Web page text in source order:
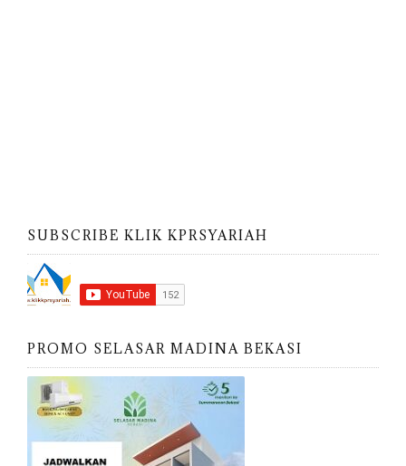
SUBSCRIBE KLIK KPRSYARIAH
PROMO SELASAR MADINA BEKASI